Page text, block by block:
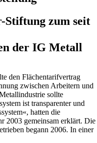
Stiftung zum seit
der IG Metall
den Flächentarifvertrag
zwischen Arbeitern und
sollte
ist transparenter und
hatten die
2003 gemeinsam erklärt. Die
begann 2006. In einer